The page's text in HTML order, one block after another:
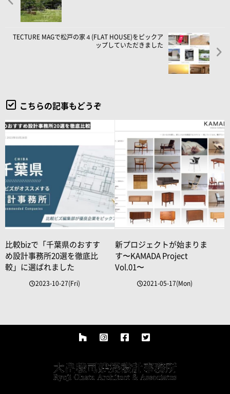
TECTURE MAGで松戸の家４(FLAT HOUSE)をピックア
ップしていただきました
こちらの記事もどうぞ
比較bizで「千葉県のおすす
め設計事務所20選を徹底比
較」に選ばれました
2023-10-27(Fri)
新プロジェクトが始まりま
す〜KAMADA Project
Vol.01〜
2021-05-17(Mon)